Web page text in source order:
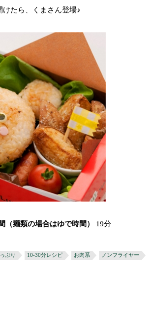
たら、くまさん登場♪
（麺類の場合はゆで時間） 19分
ぷり 10-30分レシピ お肉系
ノンフライヤー